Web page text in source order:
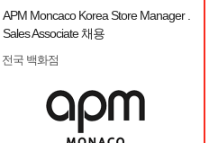
APM Moncaco Korea Store Manager .
Sales Associate 채용
전국 백화점